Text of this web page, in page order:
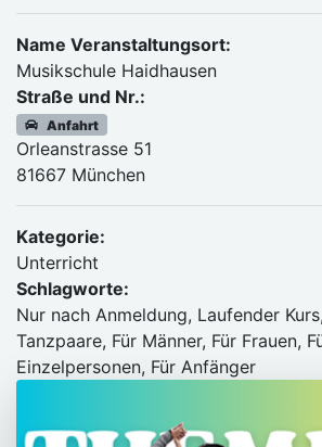
Name Veranstaltungsort:
Musikschule Haidhausen
Straße und Nr.:
Anfahrt
Orleanstrasse 51
81667 München
Kategorie:
Unterricht
Schlagworte:
Nur nach Anmeldung, Laufender
Tanzpaare, Für Männer, Für Frauen,
Einzelpersonen, Für Anfänger